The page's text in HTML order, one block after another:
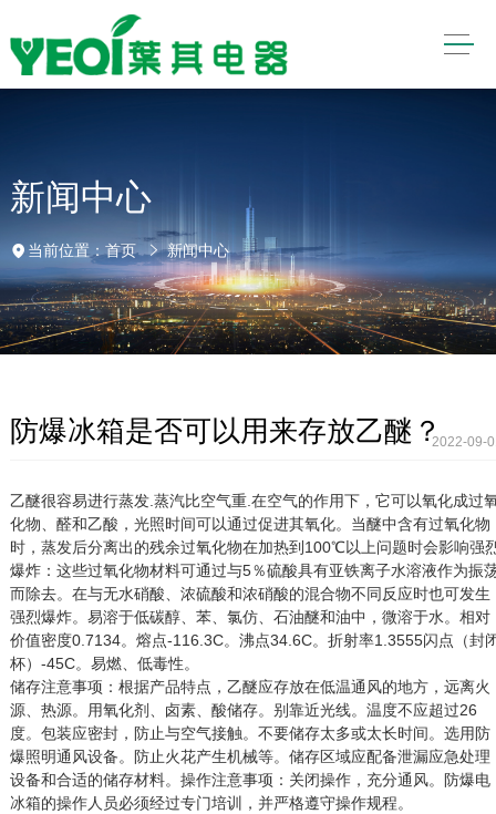
新闻中心
当前位置： 首页 新闻中心
防爆冰箱是否可以用来存放乙醚？2022-09-
乙醚很容易进行蒸发.蒸汽比空气重.在空气的作用下，它可以氧化成过
化物、醛和乙酸，光照时间可以通过促进其氧化。当醚中含有过氧化物
时，蒸发后分离出的残余过氧化物在加热到100℃以上问题时会影响强
爆炸：这些过氧化物材料可通过与5％硫酸具有亚铁离子水溶液作为振
而除去。在与无水硝酸、浓硫酸和浓硝酸的混合物不同反应时也可发生
强烈爆炸。易溶于低碳醇、苯、氯仿、石油醚和油中，微溶于水。相对
价值密度0.7134。熔点-116.3C。沸点34.6C。折射率1.3555闪点（封
杯）-45C。易燃、低毒性。
储存注意事项：根据产品特点，乙醚应存放在低温通风的地方，远离火
源、热源。用氧化剂、卤素、酸储存。别靠近光线。温度不应超过26
度。包装应密封，防止与空气接触。不要储存太多或太长时间。选用防
爆照明通风设备。防止火花产生机械等。储存区域应配备泄漏应急处理
设备和合适的储存材料。操作注意事项：关闭操作，充分通风。防爆电
冰箱的操作人员必须经过专门培训，并严格遵守操作规程。